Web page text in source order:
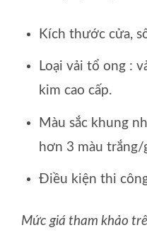
Kích thước cửa,
Loại vải tổ ong :
kim cao cấp.
Màu sắc khung
hơn 3 màu trắng/
Điều kiện thi
Mức giá tham khảo